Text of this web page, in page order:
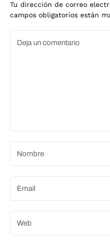
Tu dirección de correo
campos obligatorios están